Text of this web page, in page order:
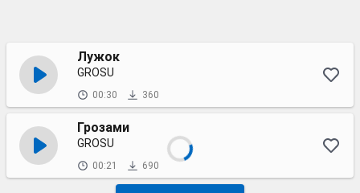
Лужок
GROSU
00:30 360
Грозами
GROSU
00:21 690